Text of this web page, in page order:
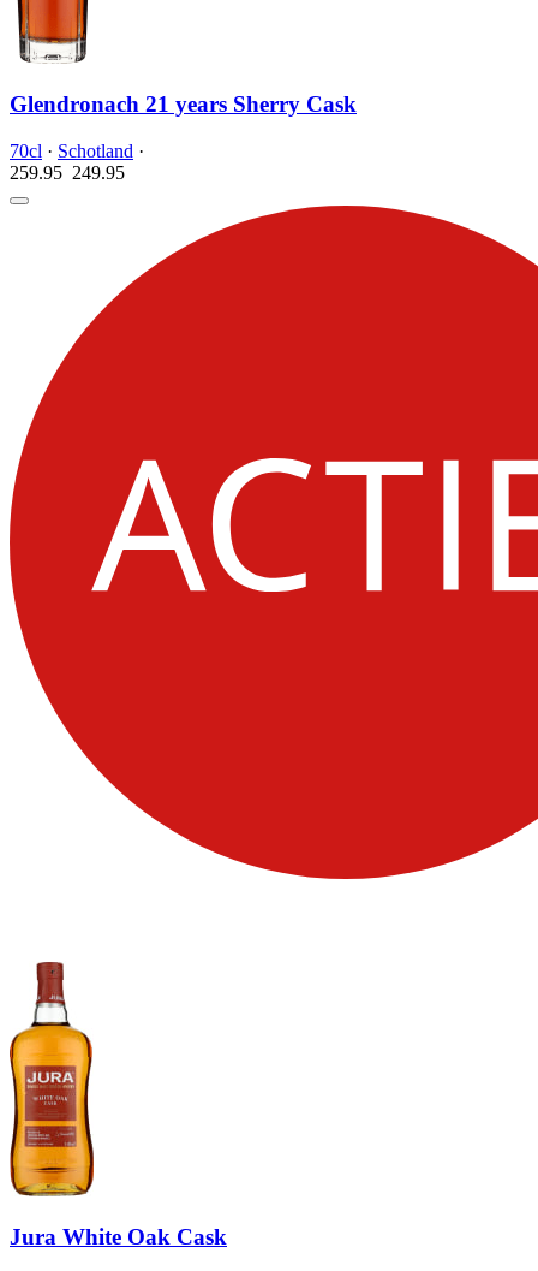
Glendronach 21 years Sherry Cask
70cl · Schotland ·
259.95 249.95
Jura White Oak Cask